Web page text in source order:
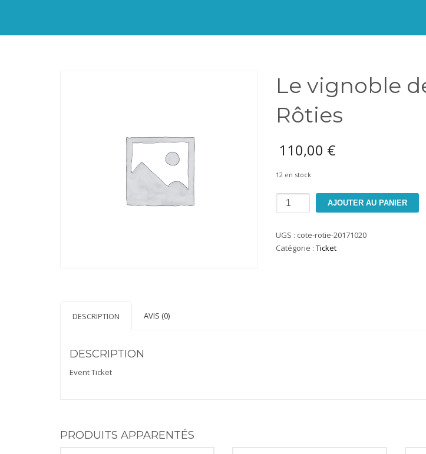
Le vignoble
Rôties
110,00 €
12 en stock
quantité
de
vignoble
de
AJOUTER AU PANIER
UGS : cote-rotie-20171020
Catégorie : Ticket
DESCRIPTION AVIS (0)
DESCRIPTION
Event Ticket
PRODUITS APPARENTÉS